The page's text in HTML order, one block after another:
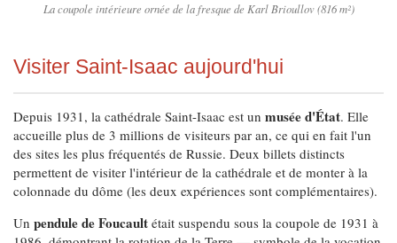
La coupole intérieure ornée de la fresque de Karl Brioullov (816 m²)
Visiter Saint-Isaac aujourd'hui
Depuis 1931, la cathédrale Saint-Isaac est un musée d'État. Elle
accueille plus de 3 millions de visiteurs par an, ce qui en fait l'un
des sites les plus fréquentés de Russie. Deux billets distincts
permettent de visiter l'intérieur de la cathédrale et de monter à la
colonnade du dôme (les deux expériences sont complémentaires).
Un pendule de Foucault était suspendu sous la coupole de 1931 à